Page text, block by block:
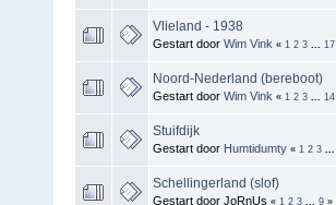
Vlieland - 1938
Gestart door Wim Vink « 1 2 3 17
Noord-Nederland (bereboot)
Gestart door Wim Vink « 1 2 3 14
Stuifdijk
Gestart door Humtidumty « 1 2 3
Schellingerland (slof)
Gestart door JoRnUs « 1 2 3 9 »